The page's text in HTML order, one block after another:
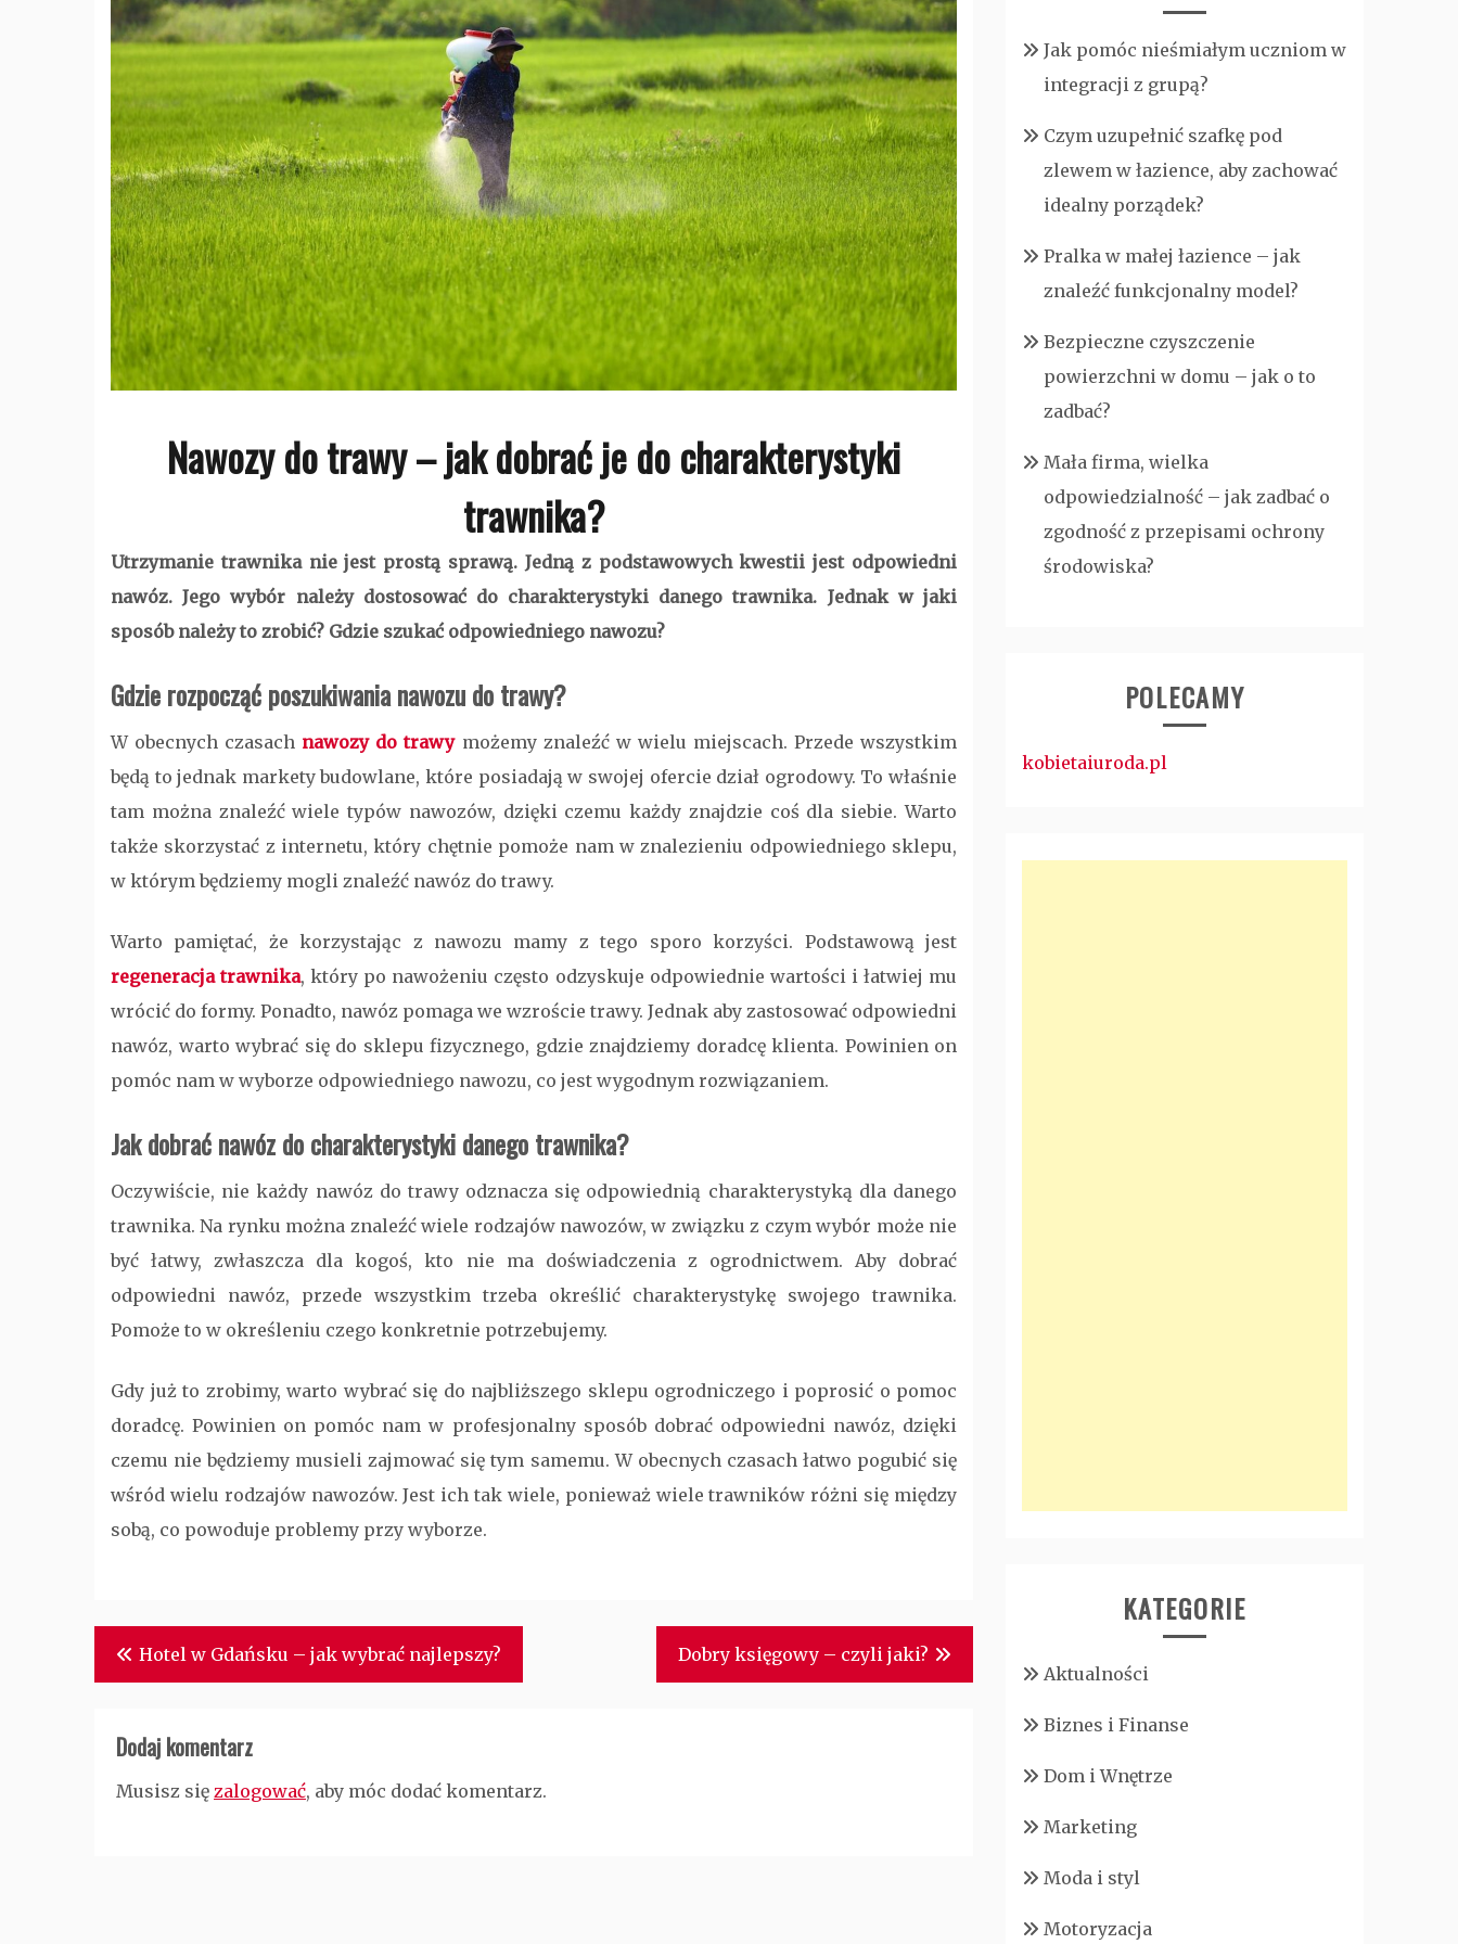
Nawozy do trawy – jak dobrać je do charakterystyki
trawnika?
Utrzymanie trawnika nie jest prostą sprawą. Jedną z podstawowych kwestii jest odpowiedni
nawóz. Jego wybór należy dostosować do charakterystyki danego trawnika. Jednak w jaki
sposób należy to zrobić? Gdzie szukać odpowiedniego nawozu?
Gdzie rozpocząć poszukiwania nawozu do trawy?
W obecnych czasach nawozy do trawymożemy znaleźć w wielu miejscach. Przede wszystkim
będą to jednak markety budowlane, które posiadają w swojej ofercie dział ogrodowy. To właśnie
tam można znaleźć wiele typów nawozów, dzięki czemu każdy znajdzie coś dla siebie. Warto
także skorzystać z internetu, który chętnie pomoże nam w znalezieniu odpowiedniego sklepu,
w którym będziemy mogli znaleźć nawóz do trawy.
Warto pamiętać, że korzystając z nawozu mamy z tego sporo korzyści. Podstawową jest
regeneracja trawnika, który po nawożeniu często odzyskuje odpowiednie wartości i łatwiej mu
wrócić do formy. Ponadto, nawóz pomaga we wzroście trawy. Jednak aby zastosować odpowiedni
nawóz, warto wybrać się do sklepu fizycznego, gdzie znajdziemy doradcę klienta. Powinien on
pomóc nam w wyborze odpowiedniego nawozu, co jest wygodnym rozwiązaniem.
Jak dobrać nawóz do charakterystyki danego trawnika?
Oczywiście, nie każdy nawóz do trawy odznacza się odpowiednią charakterystyką dla danego
trawnika. Na rynku można znaleźć wiele rodzajów nawozów, w związku z czym wybór może nie
być łatwy, zwłaszcza dla kogoś, kto nie ma doświadczenia z ogrodnictwem. Aby dobrać
odpowiedni nawóz, przede wszystkim trzeba określić charakterystykę swojego trawnika.
Pomoże to w określeniu czego konkretnie potrzebujemy.
Gdy już to zrobimy, warto wybrać się do najbliższego sklepu ogrodniczego i poprosić o pomoc
doradcę. Powinien on pomóc nam w profesjonalny sposób dobrać odpowiedni nawóz, dzięki
czemu nie będziemy musieli zajmować się tym samemu. W obecnych czasach łatwo pogubić się
wśród wielu rodzajów nawozów. Jest ich tak wiele, ponieważ wiele trawników różni się między
sobą, co powoduje problemy przy wyborze.
Nawigacja
wpisu
Hotel w Gdańsku – jak wybrać najlepszy? Dobry księgowy – czyli jaki?
Dodaj komentarz
Musisz się zalogować, aby móc dodać komentarz.
Jak pomóc nieśmiałym uczniom w
integracji z grupą?
Czym uzupełnić szafkę pod
zlewem w łazience, aby zachować
idealny porządek?
Pralka w małej łazience – jak
znaleźć funkcjonalny model?
Bezpieczne czyszczenie
powierzchni w domu – jak o to
zadbać?
Mała firma, wielka
odpowiedzialność – jak zadbać o
zgodność z przepisami ochrony
środowiska?
POLECAMY
kobietaiuroda.pl
KATEGORIE
Aktualności
Biznes i Finanse
Dom i Wnętrze
Marketing
Moda i styl
Motoryzacja